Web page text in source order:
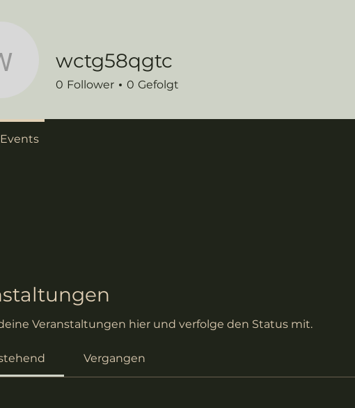
Veranstaltungen hier und verfolge den Status mit.
Vergangen
wctg58qgtc
wctg58qgtc
0 Follower 0 Gefolgt
Events